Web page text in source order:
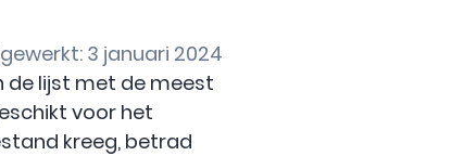
3 januari 2024
de lijst met de meest
voor het
kreeg, betrad